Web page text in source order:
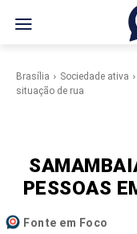
Brasília Sociedade ativa
situação de rua
PESSOAS
Fonte em Foco